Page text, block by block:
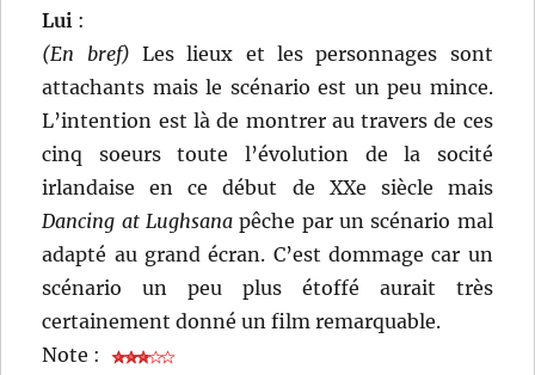
Lui :
(En bref) Les lieux et les personnages sont
attachants mais le scénario est un peu mince.
L’intention est là de montrer au travers de ces
cinq soeurs toute l’évolution de la socité
irlandaise en ce début de XXe siècle mais
Dancing at Lughsanapêche par un scénario mal
adapté au grand écran. C’est dommage car un
scénario un peu plus étoffé aurait très
certainement donné un film remarquable.
Note :